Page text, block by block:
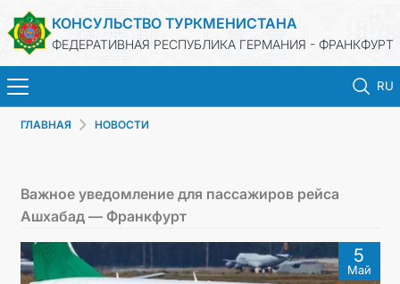
КОНСУЛЬСТВО ТУРКМЕНИСТАНА
ФЕДЕРАТИВНАЯ РЕСПУБЛИКА ГЕРМАНИЯ - ФРАНКФУРТ
RU
КОНСУЛЬСКИЕ УСЛУГИ
ГЛАВНАЯ НОВОСТИ
Важное уведомление для пассажиров рейса
Ашхабад — Франкфурт
5
Май